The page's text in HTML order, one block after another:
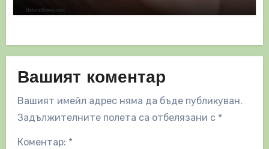
Вашият коментар
Вашият имейл адрес няма да бъде публикуван.
Задължителните полета са отбелязани с *
Коментар: *